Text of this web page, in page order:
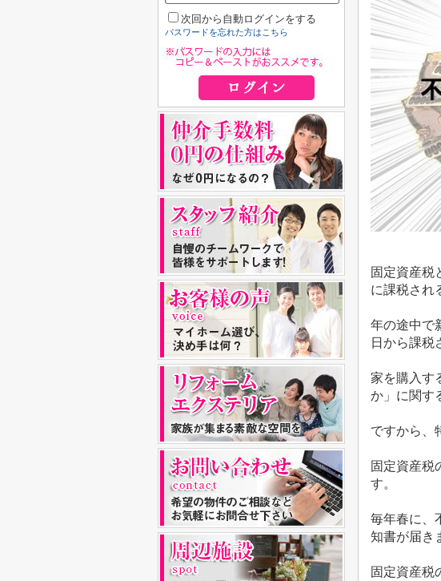
固定資産税
に課税され
年の途中で
日から課税
家を購入す
か」に関す
ですから、
固定資産税
す。
毎年春に、
知書が届き
固定資産税
次回から自動ログインをする
パスワードを忘れた方はこちら